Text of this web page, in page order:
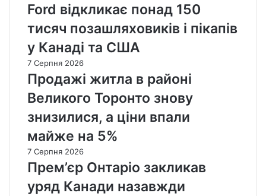
Ford відкликає понад 150
тисяч позашляховиків і пікапів
у Канаді та США
7 Серпня 2026
Продажі житла в районі
Великого Торонто знову
знизилися, а ціни впали
майже на 5%
7 Серпня 2026
Прем’єр Онтаріо закликав
уряд Канади назавжди